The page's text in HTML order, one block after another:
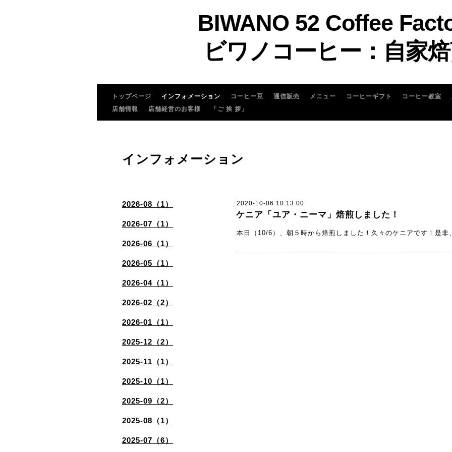
BIWANO 52 Coffee
ビワノコーヒー：自家
トップページ インフォメーション コーヒー豆 通信販売 メニュー コーヒーギフト コーヒー教室
店舗情報
店舗経営のお客様 「ご 挨 拶」
2026-08（1）
2026-07（1）
2026-06（1）
2026-05（1）
2026-04（1）
2026-02（2）
2026-01（1）
2025-12（2）
2025-11（1）
2025-10（1）
2025-09（2）
2025-08（1）
2025-07（6）
インフォメーション
2020-10-06 10:13:00
ケニア「ユア・ニーマ」焙煎しました！
本日（10/6）、朝５時から焙煎しました！久々のケニアです！是非